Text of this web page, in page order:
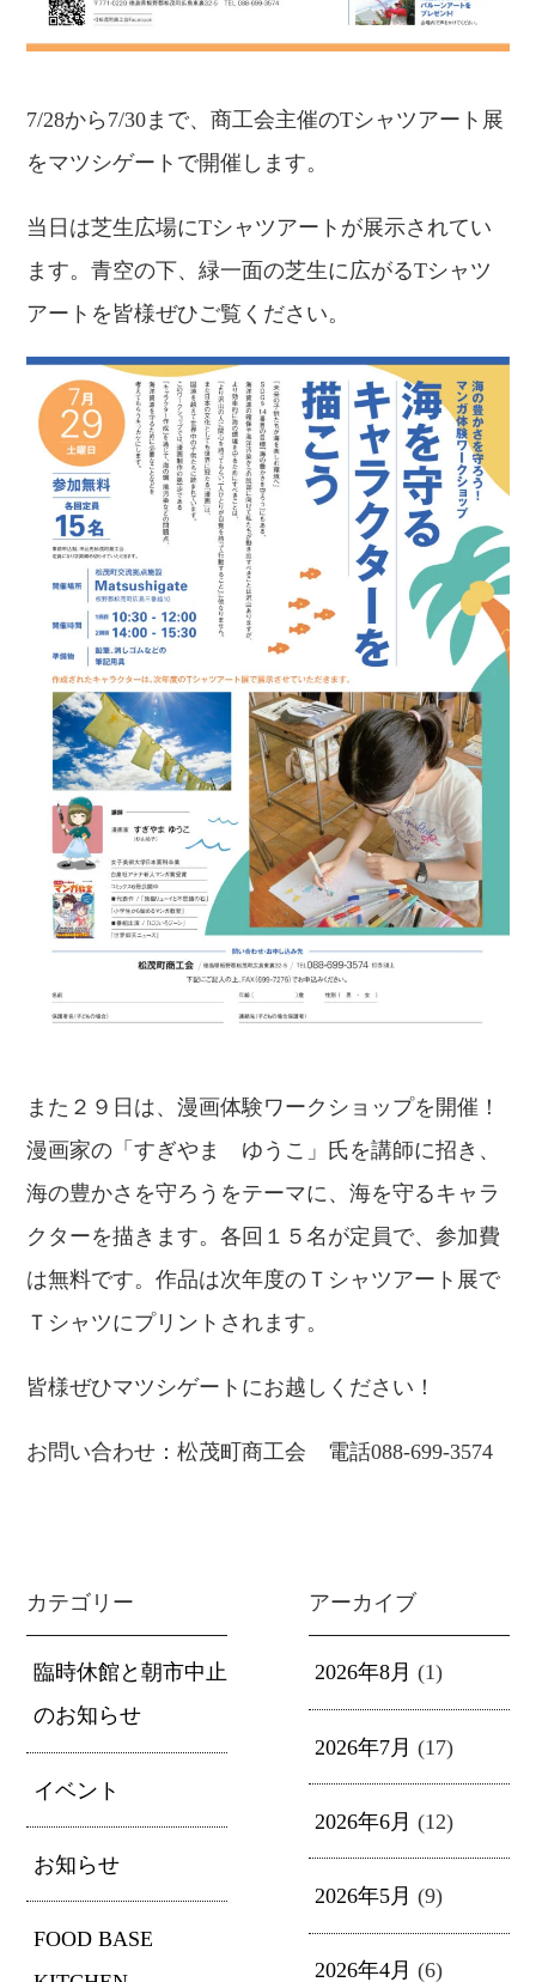
7/28から7/30まで、商工会主催のTシャツアート展
をマツシゲートで開催します。
当日は芝生広場にTシャツアートが展示されてい
ます。青空の下、緑一面の芝生に広がるTシャツ
アートを皆様ぜひご覧ください。
また２９日は、漫画体験ワークショップを開催！
漫画家の「すぎやま ゆうこ」氏を講師に招き、
海の豊かさを守ろうをテーマに、海を守るキャラ
クターを描きます。各回１５名が定員で、参加費
は無料です。作品は次年度のＴシャツアート展で
Ｔシャツにプリントされます。
皆様ぜひマツシゲートにお越しください！
お問い合わせ：松茂町商工会 電話088-699-3574
カテゴリー
臨時休館と朝市中止
のお知らせ
イベント
お知らせ
FOOD BASE
アーカイブ
2026年8月 (1)
2026年7月 (17)
2026年6月 (12)
2026年5月 (9)
2026年4月 (6)